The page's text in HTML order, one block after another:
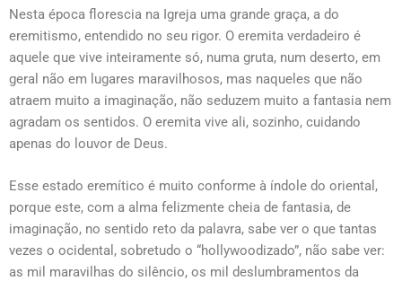
Nesta época florescia na Igreja uma grande graça, a do
eremitismo, entendido no seu rigor. O eremita verdadeiro é
aquele que vive inteiramente só, numa gruta, num deserto, em
geral não em lugares maravilhosos, mas naqueles que não
atraem muito a imaginação, não seduzem muito a fantasia nem
agradam os sentidos. O eremita vive ali, sozinho, cuidando
apenas do louvor de Deus.
Esse estado eremítico é muito conforme à índole do oriental,
porque este, com a alma felizmente cheia de fantasia, de
imaginação, no sentido reto da palavra, sabe ver o que tantas
vezes o ocidental, sobretudo o “hollywoodizado”, não sabe ver:
as mil maravilhas do silêncio, os mil deslumbramentos da